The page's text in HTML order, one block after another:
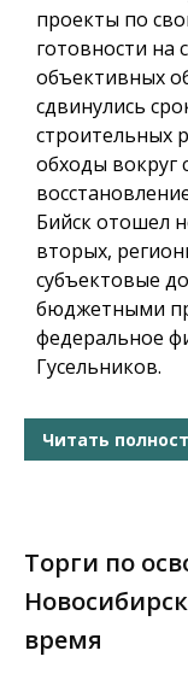
проекты по
готовности на
объективных
сдвинулись
строительных
обходы вокруг
Бийск отошел
вторых,
субъектовые
бюджетными
федеральное
Гусельников.
Читать
Торги по
время